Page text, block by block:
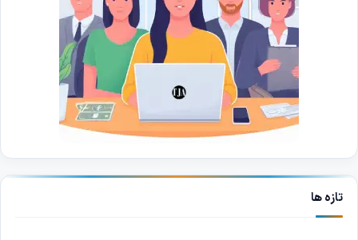
تازه ها